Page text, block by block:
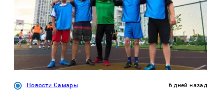
Новости Самары 6 дней назад